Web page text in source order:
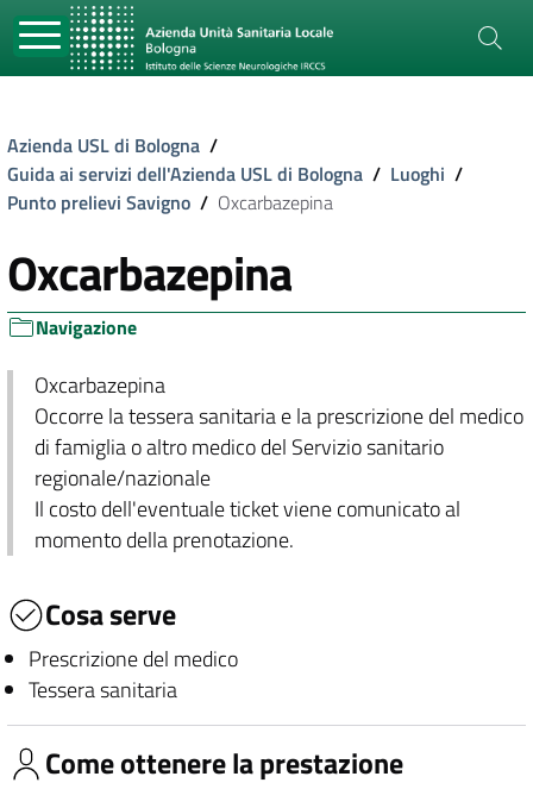
Azienda USL di Bologna /
Guida ai servizi dell'Azienda USL di Bologna / Luoghi /
Punto prelievi Savigno / Oxcarbazepina
Oxcarbazepina
Navigazione
Oxcarbazepina
Occorre la tessera sanitaria e la prescrizione del medico
di famiglia o altro medico del Servizio sanitario
regionale/nazionale
Il costo dell'eventuale ticket viene comunicato al
momento della prenotazione.
Cosa serve
Prescrizione del medico
Tessera sanitaria
Come ottenere la prestazione